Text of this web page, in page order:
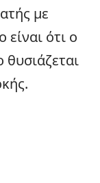
με
ότι ο